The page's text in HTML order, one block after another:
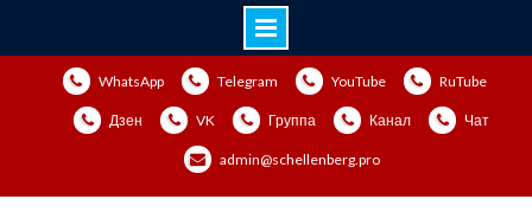
содержимому
WhatsApp Telegram YouTube RuTube
Дзен VK Группа Канал Чат
admin@schellenberg.pro